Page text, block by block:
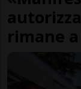
rimane